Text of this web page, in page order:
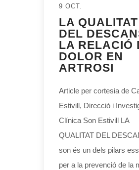
9 OCT.
LA QUALITAT
DEL
LA RELACIÓ
DOLOR EN
ARTROSI
Article per cortesia de
Estivill, Direcció i
Clínica Son Estivill LA
QUALITAT DEL
son és un dels pilars
per a la prevenció de la